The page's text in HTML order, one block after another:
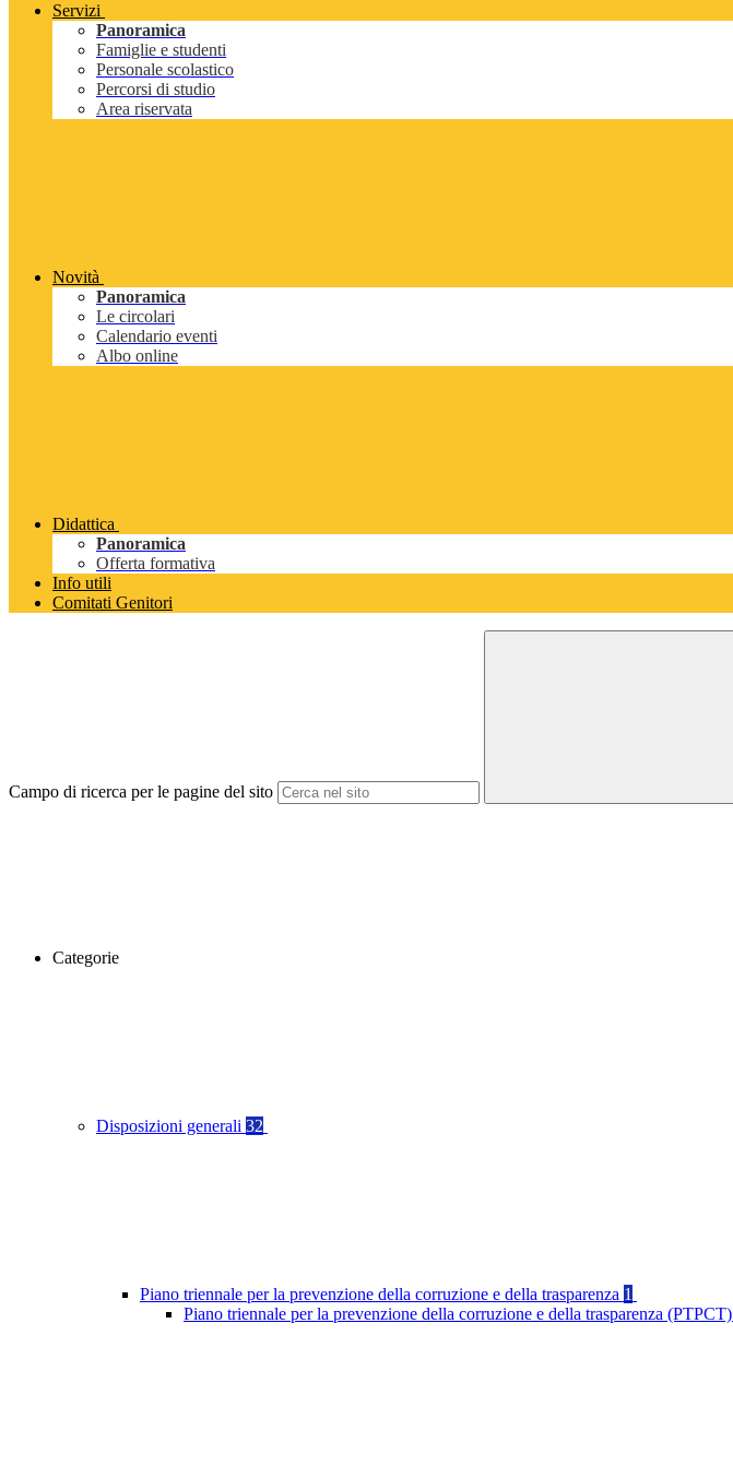
Servizi
Panoramica
Famiglie e studenti
Personale scolastico
Percorsi di studio
Area riservata
Novità
Panoramica
Le circolari
Calendario eventi
Albo online
Didattica
Panoramica
Offerta formativa
Info utili
Comitati Genitori
Campo di ricerca per le pagine del sito
Categorie
Disposizioni generali 32
Piano triennale per la prevenzione della corruzione e della trasparenza 1
Piano triennale per la prevenzione della corruzione e della trasparenza (PTPCT)